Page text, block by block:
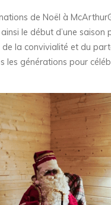
de Noël à
le début d’une saison
de la convivialité et du
les générations pour